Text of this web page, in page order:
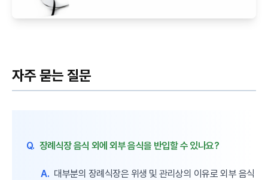
자주 묻는 질문
Q. 장례식장 음식 외에 외부 음식을 반입할 수 있나요?
A. 대부분의 장례식장은 위생 및 관리상의 이유로 외부 음식